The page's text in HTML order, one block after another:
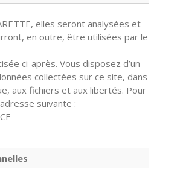
elles seront analysées et
en outre, être utilisées par le
ci-après. Vous disposez d’un
collectées sur ce site, dans
aux fichiers et aux libertés. Pour
suivante :